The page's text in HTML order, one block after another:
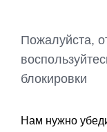
Пожалуйста,
блокировки
Нам нужно